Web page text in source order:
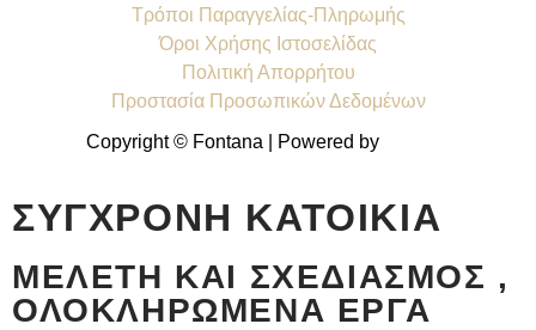
Τρόποι Παραγγελίας-Πληρωμής
Όροι Χρήσης Ιστοσελίδας
Πολιτική Απορρήτου
Προστασία Προσωπικών Δεδομένων
Copyright © Fontana | Powered by
ΣΎΓΧΡΟΝΗ ΚΑΤΟΙΚΊΑ
ΜΕΛΈΤΗ ΚΑΙ ΣΧΕΔΙΑΣΜΌΣ ,
ΟΛΟΚΛΗΡΩΜΈΝΑ ΈΡΓΑ